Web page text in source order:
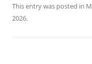
This entry was posted in
2026.